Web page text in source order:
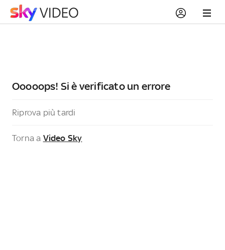
Ooooops! Si è verificato un errore
Riprova più tardi
Torna a Video Sky